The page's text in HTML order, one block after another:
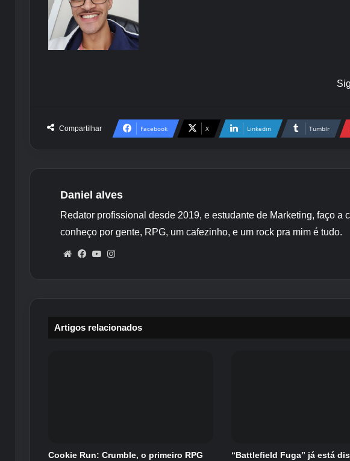
Compartilhar Facebook X Linkedin Tumblr
Daniel alves
Redator profissional desde 2019, e estudante de Marketing, faço
conheço por gente, RPG, um cafezinho, e um rock pra mim é tudo.
WebsiteFacebook
YouTube
Artigos relacionados
Cookie Run: Crumble, o primeiro RPG
“Battlefield Fuga” já está